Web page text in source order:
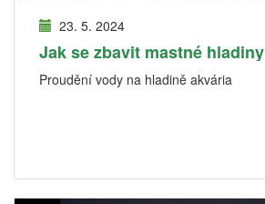
23. 5. 2024
Jak se zbavit mastné hladiny
Proudění vody na hladině akvária